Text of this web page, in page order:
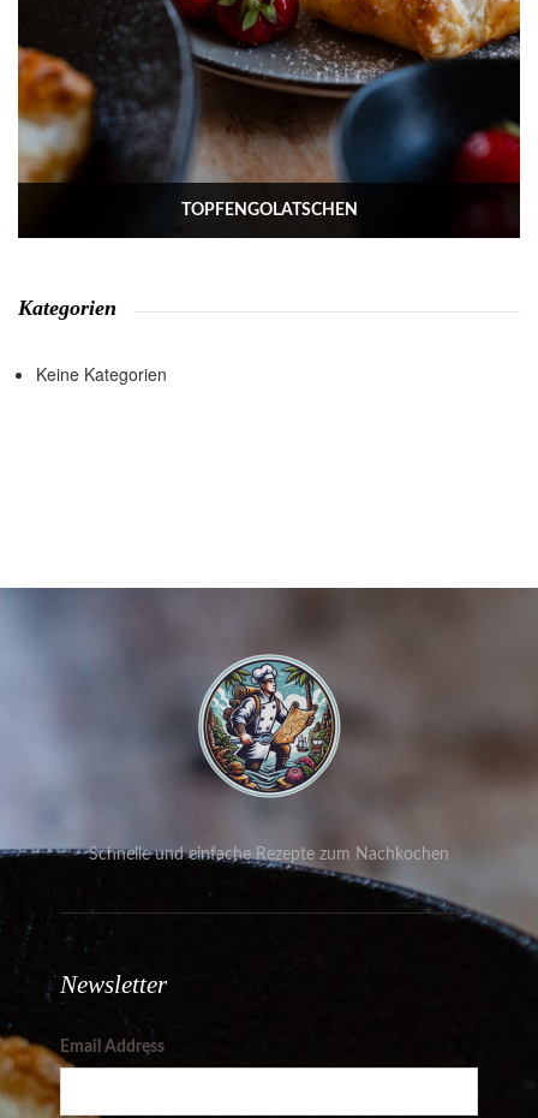
TOPFENGOLATSCHEN
Kategorien
Keine Kategorien
Schnelle und einfache Rezepte zum Nachkochen
Newsletter
Email Address